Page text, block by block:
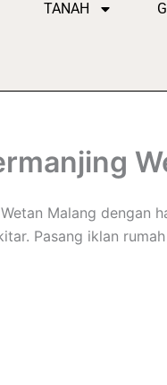
TANAH
Malang dengan
Pasang iklan